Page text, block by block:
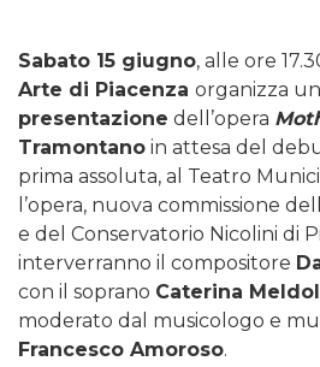
Sabato 15 giugno, alle ore
Arte di Piacenza organizza un
presentazione dell’opera
Tramontano in attesa del
prima assoluta, al Teatro
l’opera, nuova commissione
e del Conservatorio Nicolini di
interverranno il compositore
con il soprano Caterina
moderato dal musicologo e
Francesco Amoroso.